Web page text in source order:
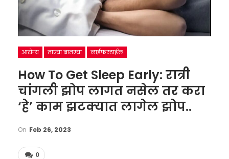
आरोग्य ताज्या बातम्या लाईफस्टाईल
How To Get Sleep Early: रात्री
चांगली झोप लागत नसेल तर करा
‘हे’ काम झटक्यात लागेल झोप..
On Feb 26, 2023
0